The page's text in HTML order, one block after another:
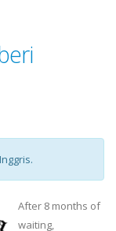
After 8 months of
waiting,